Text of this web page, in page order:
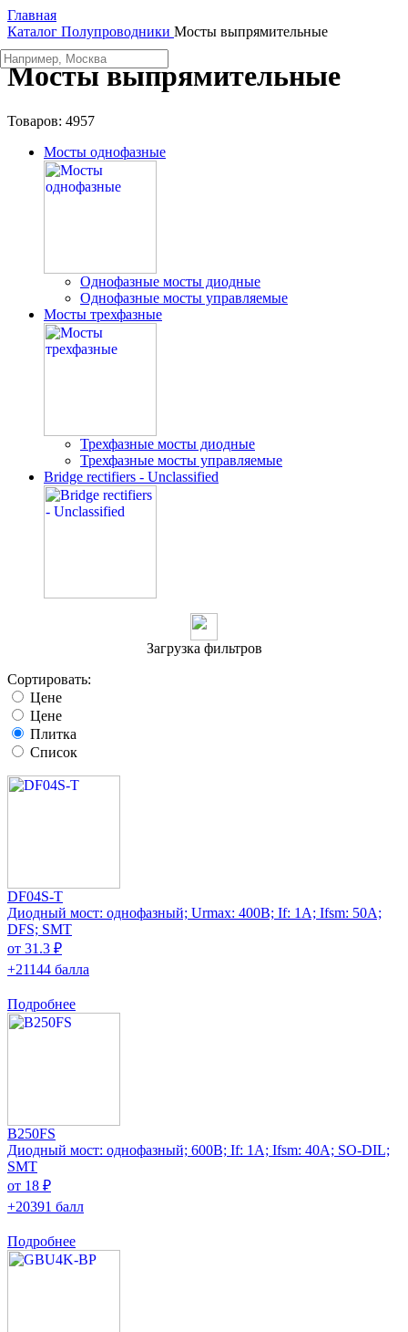
Главная
Каталог Полупроводники Мосты выпрямительные
Мосты выпрямительные
Товаров: 4957
Мосты однофазные
Однофазные мосты диодные
Однофазные мосты управляемые
Мосты трехфазные
Трехфазные мосты диодные
Трехфазные мосты управляемые
Bridge rectifiers - Unclassified
Загрузка фильтров
Сортировать:
Цене
Цене
Плитка
Список
DF04S-T
Диодный мост: однофазный; Urmax: 400В; If: 1А; Ifsm: 50А;
DFS; SMT
от 31.3 ₽
+21144 балла
Подробнее
B250FS
Диодный мост: однофазный; 600В; If: 1А; Ifsm: 40А; SO-DIL;
SMT
от 18 ₽
+20391 балл
Подробнее